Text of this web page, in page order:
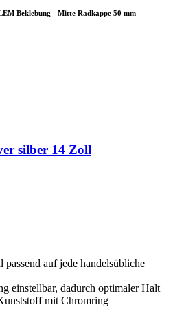
Beklebung - Mitte Radkappe 50 mm
silber 14 Zoll
passend auf jede handelsübliche
einstellbar, dadurch optimaler Halt
mit Chromring